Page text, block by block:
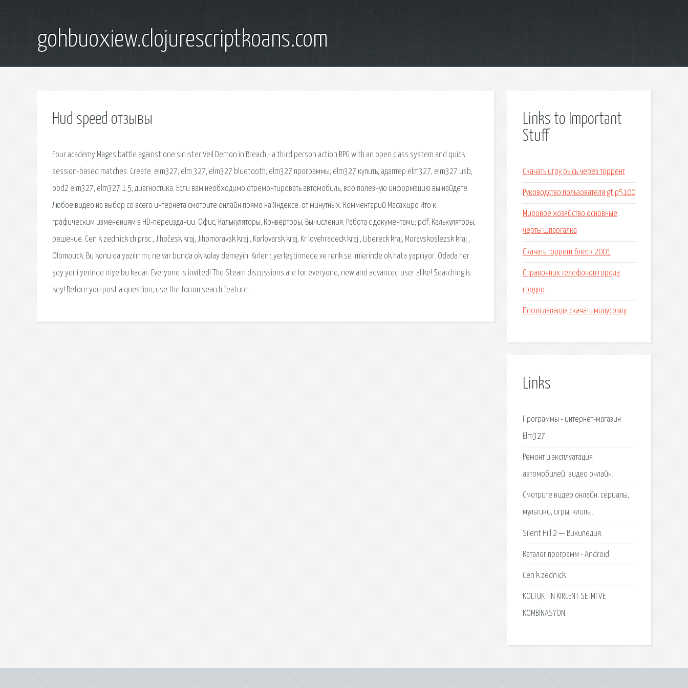
gohbuoxiew.clojurescriptkoans.com
Hud speed отзывы
Four academy Mages battle against one sinister Veil Demon in Breach - a third person action RPG with an open class system and quick
session-based matches. Create. elm327, elm 327, elm327 bluetooth, elm327 программы, elm327 купить, адаптер elm327, elm327 usb,
obd2 elm327, elm327 1.5, диагностика. Если вам необходимо отремонтировать автомобиль, всю полезную информацию вы найдете.
Любое видео на выбор со всего интернета смотрите онлайн прямо на Яндексе: от минутных. Комментарий Масахиро Ито к
графическим изменениям в HD-переиздании. Офис, Калькуляторы, Конверторы, Вычисления. Работа с документами; pdf; Калькуляторы,
решение. Cen k zednick ch prac , Jihočesk kraj, Jihomoravsk kraj , Karlovarsk kraj, Kr lovehradeck kraj , Libereck kraj, Moravskoslezsk kraj ,
Olomouck. Bu konu da yazılır mı; ne var bunda ok kolay demeyin. Kırlent yerleştirmede ve renk se imlerinde ok hata yapılıyor. Odada her
şey yerli yerinde niye bu kadar. Everyone is invited! The Steam discussions are for everyone, new and advanced user alike! Searching is
key! Before you post a question, use the forum search feature.
Links to Important
Stuff
Скачать игру рысь через торрент
Руководство пользователя gt p5100
Мировое хозяйство основные
черты шпаргалка
Скачать торрент блеск 2001
Справочник телефонов города
гродно
Песня лаванда скачать минусовку
Links
Программы - интернет-магазин
Elm327.
Ремонт и эксплуатация
автомобилей: видео онлайн.
Смотрите видео онлайн: сериалы,
мультики, игры, клипы.
Silent Hill 2 — Википедия.
Каталог программ - Android
Cen k zednick
KOLTUK İ İN KIRLENT SE İMİ VE
KOMBİNASYON.